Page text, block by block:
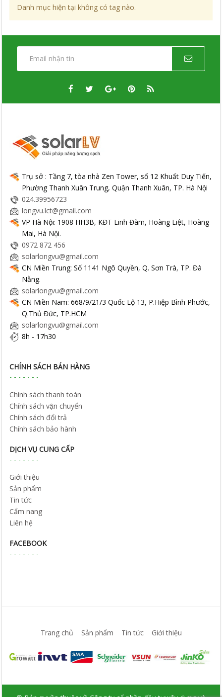
Danh mục hiện tại không có tag nào.
Trụ sở : Tầng 7, tòa nhà Zen Tower, số 12 Khuất Duy Tiến,
Phường Thanh Xuân Trung, Quận Thanh Xuân, TP. Hà Nội
024.39956723
longvu.lct@gmail.com
VP Hà Nội: 1908 HH3B, KĐT Linh Đàm, Hoàng Liệt, Hoàng
Mai, Hà Nội.
0972 872 456
solarlongvu@gmail.com
CN Miền Trung: Số 1141 Ngô Quyền, Q. Sơn Trà, TP. Đà
Nẵng.
solarlongvu@gmail.com
CN Miền Nam: 668/9/21/3 Quốc Lộ 13, P.Hiệp Bình Phước,
Q.Thủ Đức, TP.HCM
solarlongvu@gmail.com
8h - 17h30
CHÍNH SÁCH BÁN HÀNG
Chính sách thanh toán
Chính sách vận chuyển
Chính sách đổi trả
Chính sách bảo hành
DỊCH VỤ CUNG CẤP
Giới thiệu
Sản phẩm
Tin tức
Cẩm nang
Liên hệ
FACEBOOK
Trang chủ Sản phẩm Tin tức Giới thiệu